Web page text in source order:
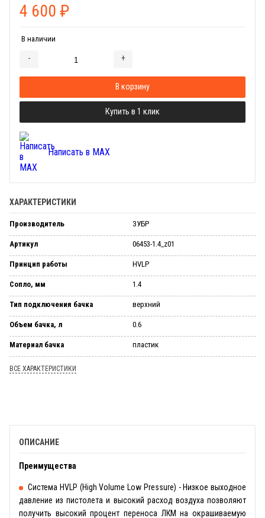
4 600 ₽
В наличии
- +
В корзину
Купить в 1 клик
Написать в MAX
ХАРАКТЕРИСТИКИ
Производитель ЗУБР
Артикул 06453-1.4_z01
Принцип работы HVLP
Сопло, мм 1.4
Тип подключения бачка верхний
Объем бачка, л 0.6
Материал бачка пластик
ВСЕ ХАРАКТЕРИСТИКИ
ОПИСАНИЕ
Преимущества
Система HVLP (High Volume Low Pressure) - Низкое выходное
давление из пистолета и высокий расход воздуха позволяют
получить высокий процент переноса ЛКМ на окрашиваемую